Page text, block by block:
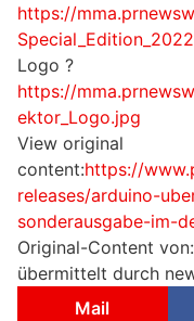
https://
Logo ?
https://
ektor_Logo.jpg
View original
content:https://
releases/arduino-
sonderausgabe-im-
Original-Content
übermittelt durch
Mail